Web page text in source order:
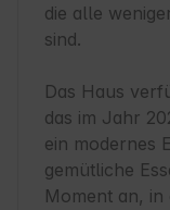
die alle
sind.
Das Haus
das im Jahr
ein modernes
gemütliche
Moment an, in